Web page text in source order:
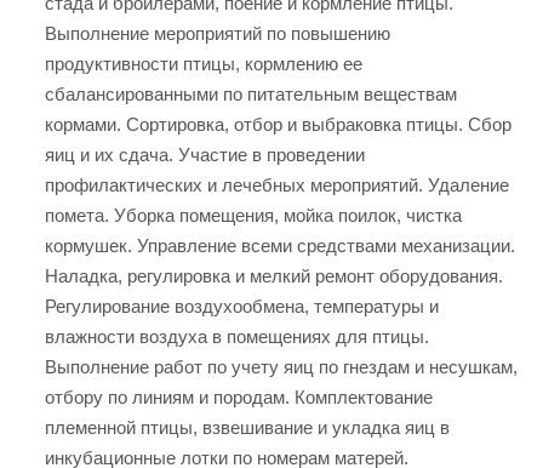
Выполнение мероприятий по повышению
продуктивности птицы, кормлению ее
сбалансированными по питательным веществам
кормами. Сортировка, отбор и выбраковка птицы. Сбор
яиц и их сдача. Участие в проведении
профилактических и лечебных мероприятий. Удаление
помета. Уборка помещения, мойка поилок, чистка
кормушек. Управление всеми средствами механизации.
Наладка, регулировка и мелкий ремонт оборудования.
Регулирование воздухообмена, температуры и
влажности воздуха в помещениях для птицы.
Выполнение работ по учету яиц по гнездам и несушкам,
отбору по линиям и породам. Комплектование
племенной птицы, взвешивание и укладка яиц в
инкубационные лотки по номерам матерей.